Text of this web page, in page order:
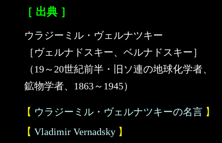
［ 出典 ］
ウラジーミル・ヴェルナツキー
［ヴェルナドスキー、ベルナドスキー］
（19～20世紀前半・旧ソ連の地球化学者、
鉱物学者、1863～1945）
【 ウラジーミル・ヴェルナツキーの名言 】
【 Vladimir Vernadsky 】